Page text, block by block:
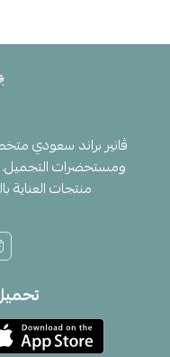
ڤانير براند سعودي
ومستحضرات
منتجات العناية